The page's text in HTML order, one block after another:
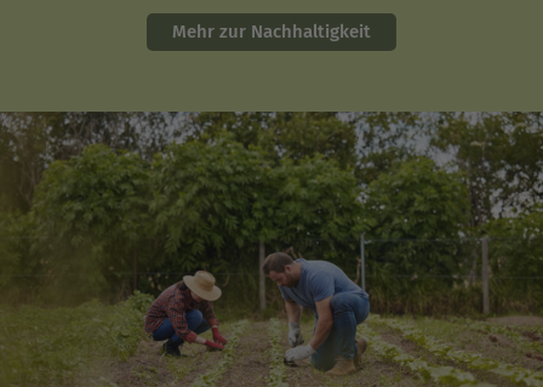
Mehr zur Nachhaltigkeit